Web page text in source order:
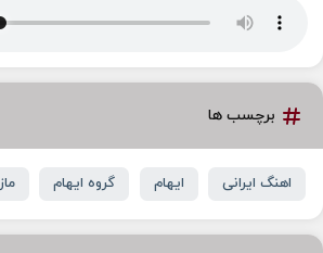
برچسب ها
اهنگ ایرانی ایهام گروه ایهام